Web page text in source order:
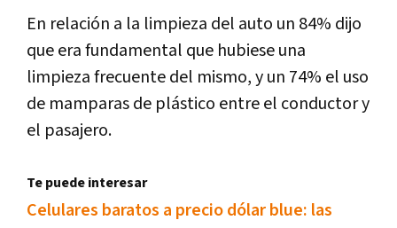
En relación a la limpieza del auto un 84% dijo
que era fundamental que hubiese una
limpieza frecuente del mismo, y un 74% el uso
de mamparas de plástico entre el conductor y
el pasajero.
Te puede interesar
Celulares baratos a precio dólar blue: las